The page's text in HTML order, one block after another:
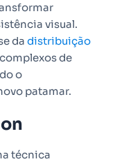
visual.
da distribuição
de
o
patamar.
técnica